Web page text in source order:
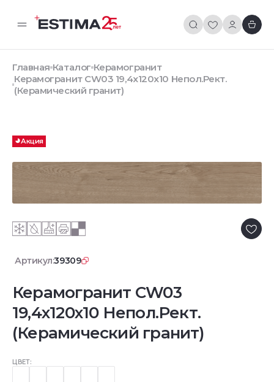
Главная Каталог Керамогранит
Керамогранит CW03 19,4х120х10 Непол.Рект.
(Керамический гранит)
Акция
Артикул:39309
Керамогранит CW03
19,4х120х10 Непол.Рект.
(Керамический гранит)
ЦВЕТ: